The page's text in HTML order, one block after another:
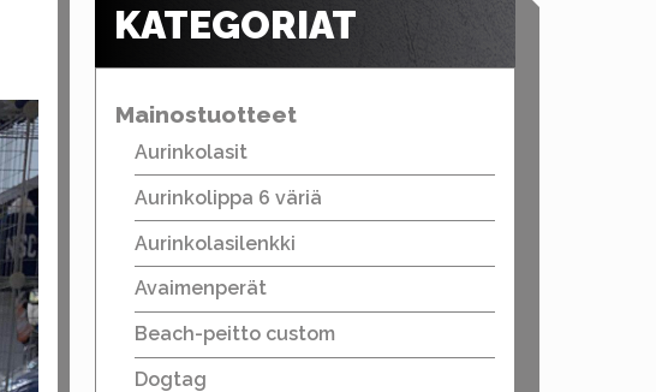
KATEGORIAT
Mainostuotteet
Aurinkolasit
Aurinkolippa 6 väriä
Aurinkolasilenkki
Avaimenperät
Beach-peitto custom
Dogtag